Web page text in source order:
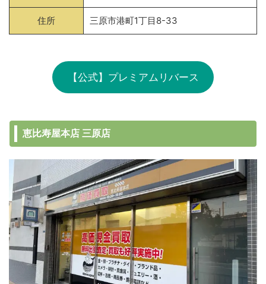
住所 三原市港町1丁目8-33
【公式】プレミアムリバース
恵比寿屋本店 三原店